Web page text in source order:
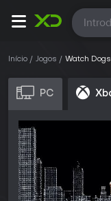
Todas
Início Jogos Watch
PC